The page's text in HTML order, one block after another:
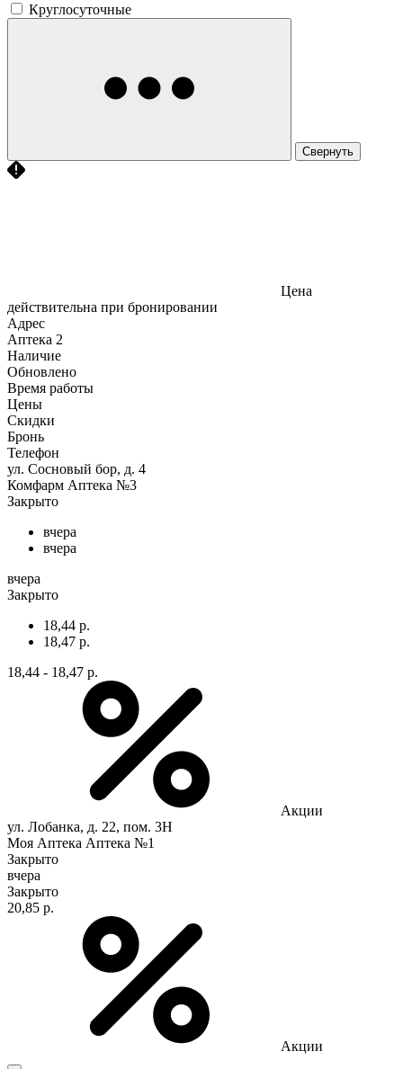
Круглосуточные
Свернуть
Цена
действительна при бронировании
Адрес
Аптека 2
Наличие
Обновлено
Время работы
Цены
Скидки
Бронь
Телефон
ул. Сосновый бор, д. 4
Комфарм Аптека №3
Закрыто
вчера
вчера
вчера
Закрыто
18,44 р.
18,47 р.
18,44 - 18,47 р.
Акции
ул. Лобанка, д. 22, пом. 3Н
Моя Аптека Аптека №1
Закрыто
вчера
Закрыто
20,85 р.
Акции